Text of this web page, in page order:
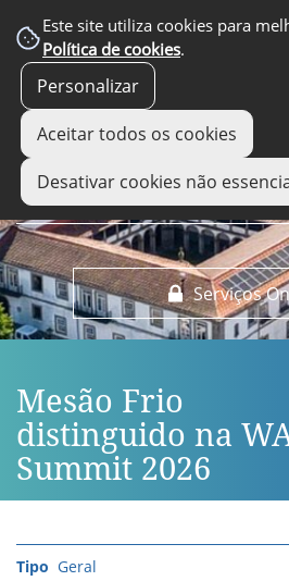
Este site utiliza cookies para
Política de cookies.
Personalizar
Aceitar todos os cookies
Desativar cookies não
Serviços
EM DESTAQUE
Mesão Frio
distinguido na
Summit 2026
Geral